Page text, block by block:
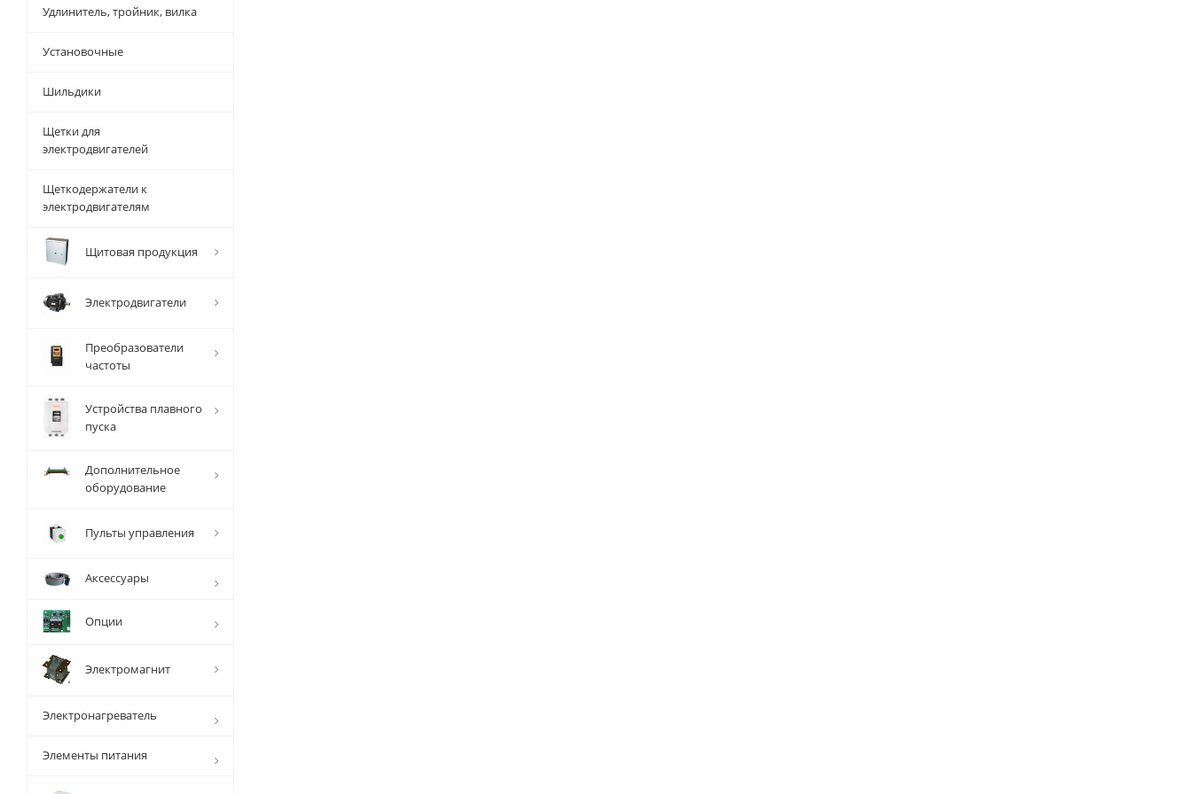
Удлинитель, тройник, вилка
Установочные
Шильдики
Щетки для
электродвигателей
Щеткодержатели к
электродвигателям
Щитовая продукция
Электродвигатели
Преобразователи
частоты
Устройства плавного
пуска
Дополнительное
оборудование
Пульты управления
Аксессуары
Опции
Электромагнит
Электронагреватель
Элементы питания